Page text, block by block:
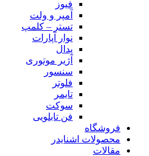
فیوز
آمپر و ولت
تستر – کلمپ
نوار آپارات
پدال
آژیر موتوری
سنسور
فلوتر
تایمر
سوکت
فن تابلویی
فروشگاه
محصولات اشنایدر
مقالات